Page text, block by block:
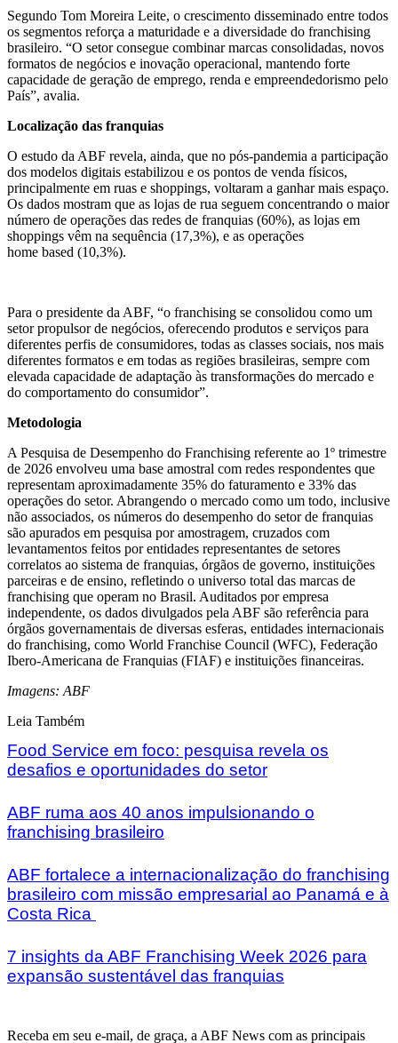
Segundo Tom Moreira Leite, o crescimento disseminado entre todos
os segmentos reforça a maturidade e a diversidade do franchising
brasileiro. “O setor consegue combinar marcas consolidadas, novos
formatos de negócios e inovação operacional, mantendo forte
capacidade de geração de emprego, renda e empreendedorismo pelo
País”, avalia.
Localização das franquias
O estudo da ABF revela, ainda, que no pós-pandemia a participação
dos modelos digitais estabilizou e os pontos de venda físicos,
principalmente em ruas e shoppings, voltaram a ganhar mais espaço.
Os dados mostram que as lojas de rua seguem concentrando o maior
número de operações das redes de franquias (60%), as lojas em
shoppings vêm na sequência (17,3%), ​​e as operações
home based (10,3%).
Para o presidente da ABF, “o franchising se consolidou como um
setor propulsor de negócios, oferecendo produtos e serviços para
diferentes perfis de consumidores, todas as classes sociais, nos mais
diferentes formatos e em todas as regiões brasileiras, sempre com
elevada capacidade de adaptação às transformações do mercado e
do comportamento do consumidor”.
Metodologia
A Pesquisa de Desempenho do Franchising referente ao 1º trimestre
de 2026 envolveu uma base amostral com redes respondentes que
representam aproximadamente 35% do faturamento e​​ 33% das
operações do setor. Abrangendo o mercado como um todo, inclusive
não associados, os números do desempenho do setor de franquias
são apurados em pesquisa por amostragem, cruzados com
levantamentos feitos por entidades representantes de setores
correlatos ao sistema de franquias, órgãos de governo, instituições
parceiras e de ensino, refletindo o universo total das marcas de
franchising que operam no Brasil. Auditados por empresa
independente, os dados divulgados pela ABF são referência para
órgãos governamentais de diversas esferas, entidades internacionais
do franchising, como World Franchise Council (WFC), Federação
Ibero-Americana de Franquias (FIAF) e instituições financeiras.
Imagens: ABF
Leia Também
Food Service em foco: pesquisa revela os
desafios e oportunidades do setor
ABF ruma aos 40 anos impulsionando o
franchising brasileiro
ABF fortalece a internacionalização do franchising
brasileiro com missão empresarial ao Panamá e à
Costa Rica
7 insights da ABF Franchising Week 2026 para
expansão sustentável das franquias
Receba em seu e-mail, de graça, a ABF News com as principais